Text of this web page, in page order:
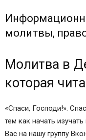
молитвы,
Молитва в
которая
«Спаси, Господи!».
тем как начать
Вас на нашу группу